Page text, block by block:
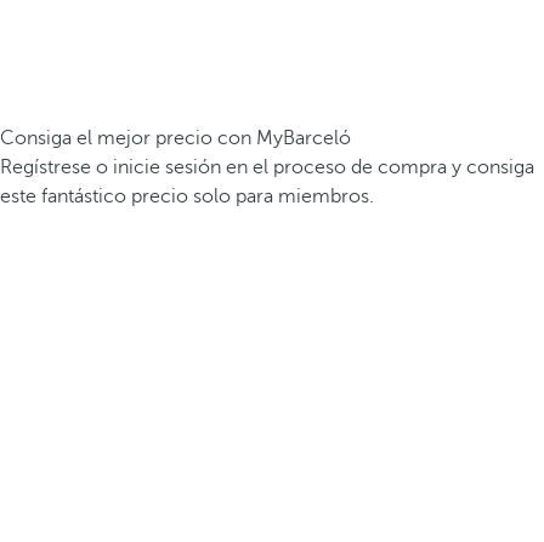
Consiga el mejor precio con MyBarceló
Regístrese o inicie sesión en el proceso de compra y consiga
este fantástico precio solo para miembros.